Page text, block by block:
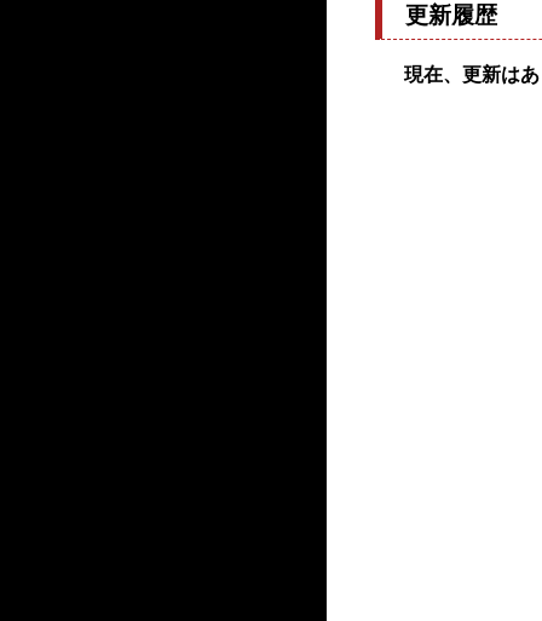
更新履歴
現在、更新は